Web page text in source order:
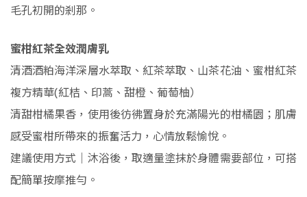
毛孔初開的剎那。
蜜柑紅茶全效潤膚乳
清酒酒粕海洋深層水萃取、紅茶萃取、山茶花油、蜜柑紅茶
複方精華(紅桔、印蒿、甜橙、葡萄柚）
清甜柑橘果香，使用後彷彿置身於充滿陽光的柑橘園；肌膚
感受蜜柑所帶來的振奮活力，心情放鬆愉悅。
建議使用方式｜沐浴後，取適量塗抹於身體需要部位，可搭
配簡單按摩推勻。